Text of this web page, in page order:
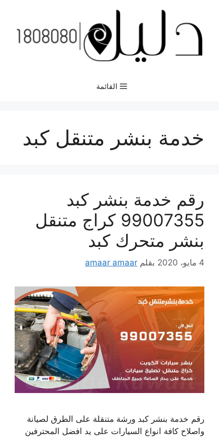
المحتوى
القائمة
خدمة بنشر متنقل كبد
رقم خدمة بنشر كبد
99007355 كراج متنقل
بنشر متحرك كبد
4 مايو، 2020 بقلم amaar amaar
رقم خدمة بنشر كبد ورشة متنقلة على الطرق لصيانة
واصلاح كافة انواع السيارات على يد افضل المحترفين